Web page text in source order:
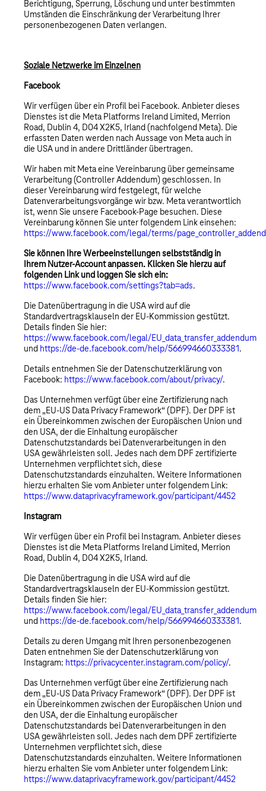
Berichtigung, Sperrung, Löschung und unter bestimmten
Umständen die Einschränkung der Verarbeitung Ihrer
personenbezogenen Daten verlangen.
Soziale Netzwerke im Einzelnen
Facebook
Wir verfügen über ein Profil bei Facebook. Anbieter dieses
Dienstes ist die Meta Platforms Ireland Limited, Merrion
Road, Dublin 4, D04 X2K5, Irland (nachfolgend Meta). Die
erfassten Daten werden nach Aussage von Meta auch in
die USA und in andere Drittländer übertragen.
Wir haben mit Meta eine Vereinbarung über gemeinsame
Verarbeitung (Controller Addendum) geschlossen. In
dieser Vereinbarung wird festgelegt, für welche
Datenverarbeitungsvorgänge wir bzw. Meta verantwortlich
ist, wenn Sie unsere Facebook-Page besuchen. Diese
Vereinbarung können Sie unter folgendem Link einsehen:
https://www.facebook.com/legal/terms/
Sie können Ihre Werbeeinstellungen selbstständig in
Ihrem Nutzer-Account anpassen. Klicken Sie hierzu auf
folgenden Link und loggen Sie sich ein:
https://www.facebook.com/settings?tab=ads.
Die Datenübertragung in die USA wird auf die
Standardvertragsklauseln der EU-Kommission gestützt.
Details finden Sie hier:
https://www.facebook.com/legal/EU_data_transfer_addendum
und https://de-de.facebook.com/help/566994660333381.
Details entnehmen Sie der Datenschutzerklärung von
Facebook: https://www.facebook.com/about/privacy/.
Das Unternehmen verfügt über eine Zertifizierung nach
dem „EU-US Data Privacy Framework“ (DPF). Der DPF ist
ein Übereinkommen zwischen der Europäischen Union und
den USA, der die Einhaltung europäischer
Datenschutzstandards bei Datenverarbeitungen in den
USA gewährleisten soll. Jedes nach dem DPF zertifizierte
Unternehmen verpflichtet sich, diese
Datenschutzstandards einzuhalten. Weitere Informationen
hierzu erhalten Sie vom Anbieter unter folgendem Link:
https://www.dataprivacyframework.gov/participant/4452
Instagram
Wir verfügen über ein Profil bei Instagram. Anbieter dieses
Dienstes ist die Meta Platforms Ireland Limited, Merrion
Road, Dublin 4, D04 X2K5, Irland.
Die Datenübertragung in die USA wird auf die
Standardvertragsklauseln der EU-Kommission gestützt.
Details finden Sie hier:
https://www.facebook.com/legal/EU_data_transfer_addendum
und https://de-de.facebook.com/help/566994660333381.
Details zu deren Umgang mit Ihren personenbezogenen
Daten entnehmen Sie der Datenschutzerklärung von
Instagram: https://privacycenter.instagram.com/policy/.
Das Unternehmen verfügt über eine Zertifizierung nach
dem „EU-US Data Privacy Framework“ (DPF). Der DPF ist
ein Übereinkommen zwischen der Europäischen Union und
den USA, der die Einhaltung europäischer
Datenschutzstandards bei Datenverarbeitungen in den
USA gewährleisten soll. Jedes nach dem DPF zertifizierte
Unternehmen verpflichtet sich, diese
Datenschutzstandards einzuhalten. Weitere Informationen
hierzu erhalten Sie vom Anbieter unter folgendem Link:
https://www.dataprivacyframework.gov/participant/4452